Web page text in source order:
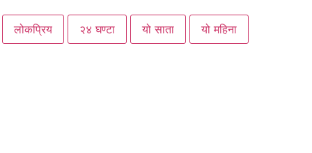
लोकप्रिय २४ घण्टा यो साता यो महिना